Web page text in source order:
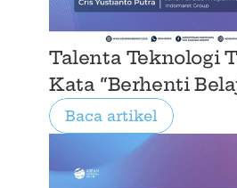
Talenta Teknologi
Kata “Berhenti
Baca artikel